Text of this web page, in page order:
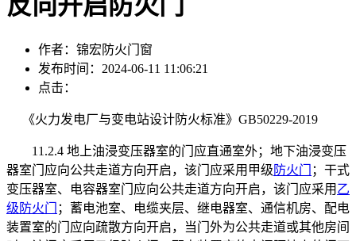
反向开启防火门
作者：锦宏防火门窗
发布时间：2024-06-11 11:06:21
点击：
《火力发电厂与变电站设计防火标准》GB50229-2019
11.2.4 地上油浸变压器室的门应直通室外；地下油浸变压
器室门应向公共走道方向开启，该门应采用甲级 防火门
；干式
变压器室、电容器室门应向公共走道方向开启，该门应采用 乙
级防火门
；蓄电池室、电缆夹层、继电器室、通信机房、配电
装置室的门应向疏散方向开启，当门外为公共走道或其他房间